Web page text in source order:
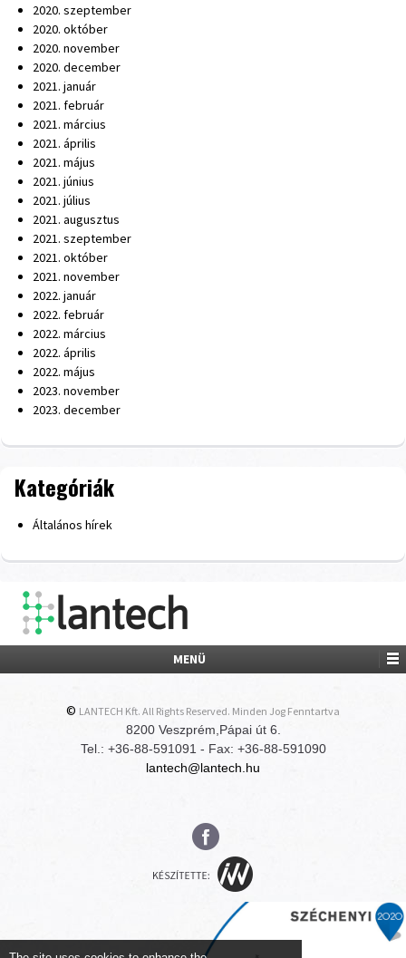
2020. szeptember
2020. október
2020. november
2020. december
2021. január
2021. február
2021. március
2021. április
2021. május
2021. június
2021. július
2021. augusztus
2021. szeptember
2021. október
2021. november
2022. január
2022. február
2022. március
2022. április
2022. május
2023. november
2023. december
Kategóriák
Általános hírek
MENÜ
© LANTECH Kft. All Rights Reserved. Minden Jog Fenntartva
8200 Veszprém,Pápai út 6.
Tel.: +36-88-591091 - Fax: +36-88-591090
lantech@lantech.hu